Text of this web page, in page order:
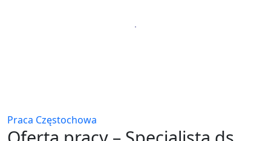
Praca Częstochowa